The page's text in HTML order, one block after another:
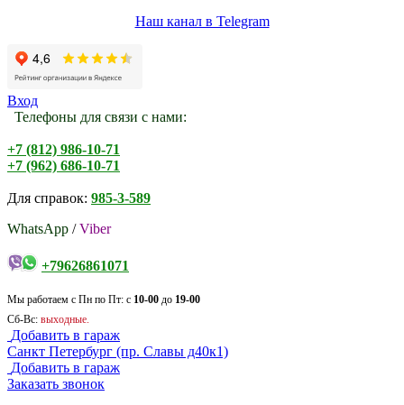
Наш канал в Telegram
Вход
Телефоны для связи с нами:
+7 (812) 986-10-71
+7 (962) 686-10-71
Для справок: 985-3-589
WhatsApp /Viber
+79626861071
Мы работаем с Пн по Пт: с 10-00 до 19-00
Сб-Вс: выходные.
Добавить в гараж
Санкт Петербург (пр. Славы д40к1)
Добавить в гараж
Заказать звонок